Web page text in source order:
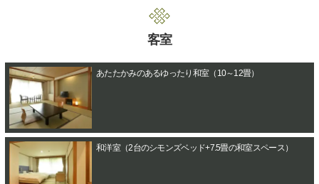
客室
あたたかみのあるゆったり和室（10～12畳）
和洋室（2台のシモンズベッド+7.5畳の和室スペース）